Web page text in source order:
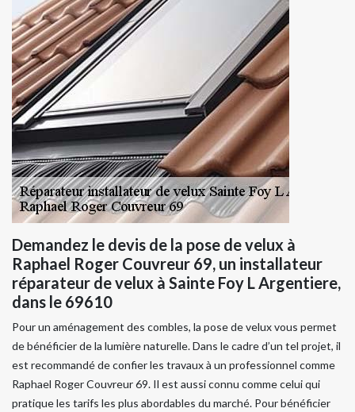
Demandez le devis de la pose de velux à
Raphael Roger Couvreur 69, un installateur
réparateur de velux à Sainte Foy L Argentiere,
dans le 69610
Pour un aménagement des combles, la pose de velux vous permet
de bénéficier de la lumière naturelle. Dans le cadre d’un tel projet, il
est recommandé de confier les travaux à un professionnel comme
Raphael Roger Couvreur 69. Il est aussi connu comme celui qui
pratique les tarifs les plus abordables du marché. Pour bénéficier